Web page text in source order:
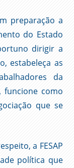
preparação a
do Estado
dirigir a
estabeleça as
da
funcione como
que se
a FESAP
política que